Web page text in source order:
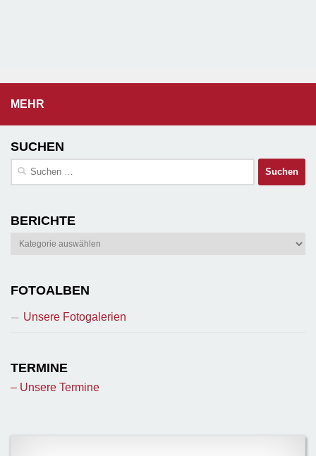
MEHR
SUCHEN
Suchen
BERICHTE
Berichte
FOTOALBEN
Unsere Fotogalerien
TERMINE
– Unsere Termine